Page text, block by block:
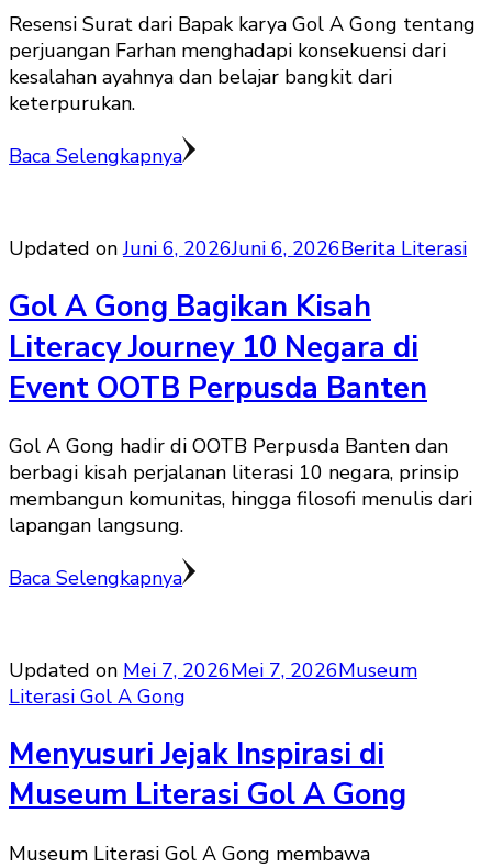
Resensi Surat dari Bapak karya Gol A Gong tentang
perjuangan Farhan menghadapi konsekuensi dari
kesalahan ayahnya dan belajar bangkit dari
keterpurukan.
Baca Selengkapnya
Updated onJuni 6, 2026Juni 6, 2026Berita Literasi
Gol A Gong Bagikan Kisah
Literacy Journey 10 Negara di
Event OOTB Perpusda Banten
Gol A Gong hadir di OOTB Perpusda Banten dan
berbagi kisah perjalanan literasi 10 negara, prinsip
membangun komunitas, hingga filosofi menulis dari
lapangan langsung.
Baca Selengkapnya
Updated on Mei 7, 2026Mei 7, 2026Museum
Literasi Gol A Gong
Menyusuri Jejak Inspirasi di
Museum Literasi Gol A Gong
Museum Literasi Gol A Gong membawa